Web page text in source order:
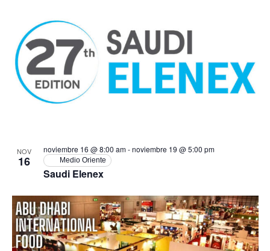
NOV
16
Saudi Elenex
noviembre 16 @ 8:00 am-noviembre 19 @ 5:00 pm
Medio Oriente